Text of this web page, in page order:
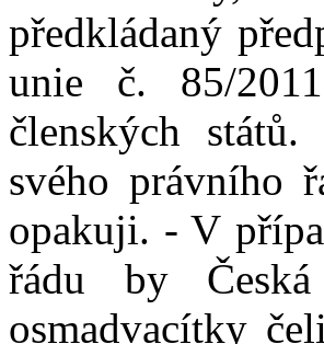
předkládaný
unie č. 85/
členských
svého právního
opakuji. - V
řádu by
osmadvacítky